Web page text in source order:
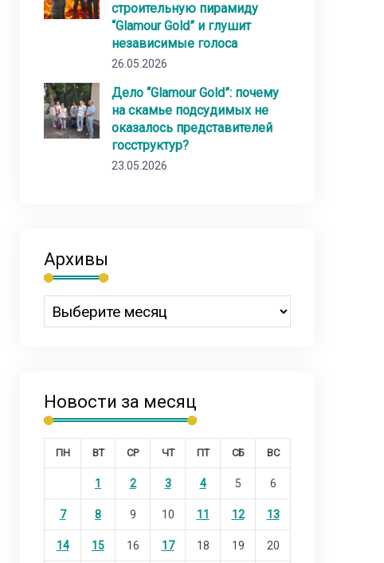
строительную пирамиду
“Glamour Gold” и глушит
независимые голоса
26.05.2026
Дело “Glamour Gold”: почему
на скамье подсудимых не
оказалось представителей
госструктур?
23.05.2026
Архивы
Новости за месяц
ПН ВТ СР ЧТ ПТ СБ ВС
1 2 3 4 5 6
7 8 9 10 11 12 13
14 15 16 17 18 19 20